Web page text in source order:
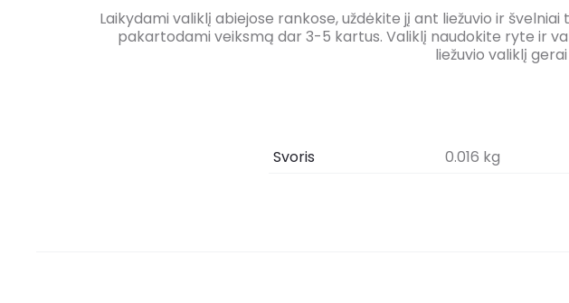
Laikydami valiklį abiejose rankose, uždėkite jį ant liežuvio ir
pakartodami veiksmą dar 3-5 kartus. Valiklį naudokite ryte ir
liežuvio valiklį
Svoris 0.016 kg